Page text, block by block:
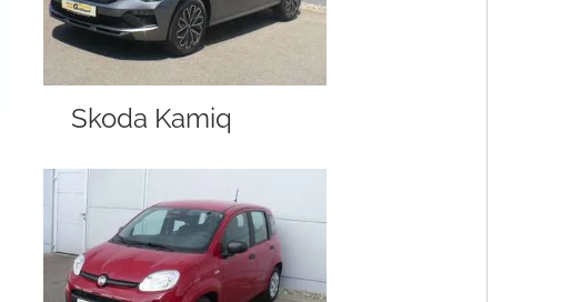
Skoda Kamiq